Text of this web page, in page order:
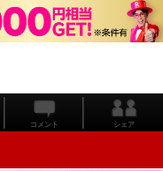
コメント シェア